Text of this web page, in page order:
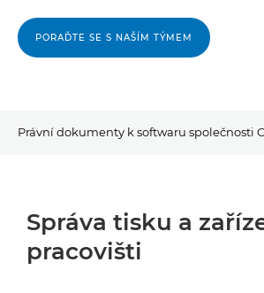
PORAĎTE SE S NAŠÍM TÝMEM
Právní dokumenty k softwaru společnosti
Správa dokumentů a automatizace
Skenování dokumentů a pořizování
Správa tisku a
pracovišti